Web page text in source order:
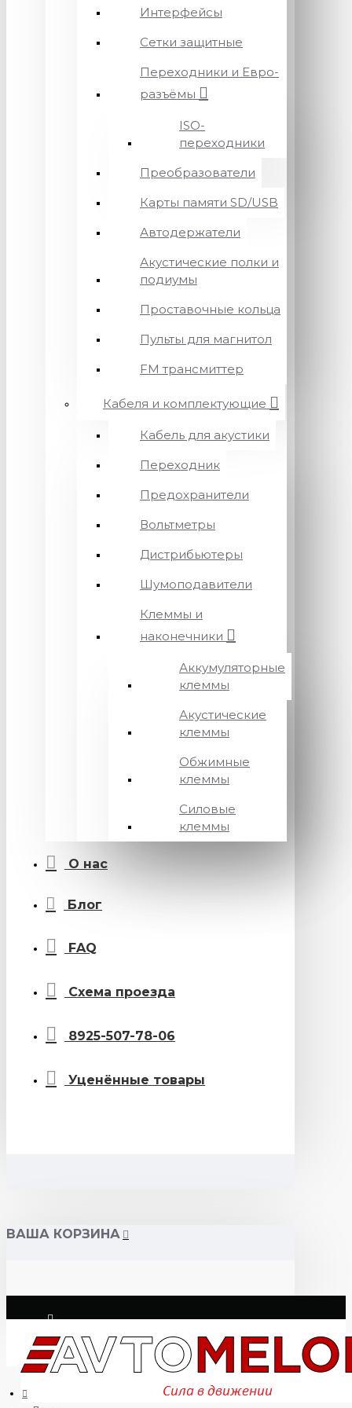
Интерфейсы
Сетки защитные
Переходники и Евро-
разъёмы
ISO-
переходники
Преобразователи
Карты памяти SD/USB
Автодержатели
Акустические полки и
подиумы
Проставочные кольца
Пульты для магнитол
FM трансмиттер
Кабеля и комплектующие
Кабель для акустики
Переходник
Предохранители
Вольтметры
Дистрибьютеры
Шумоподавители
Клеммы и
наконечники
Аккумуляторные
клеммы
Акустические
клеммы
Обжимные
клеммы
Силовые
клеммы
О нас
Блог
FAQ
Схема проезда
8925-507-78-06
Уценённые товары
ВАША КОРЗИНА
Логин
Регистрация